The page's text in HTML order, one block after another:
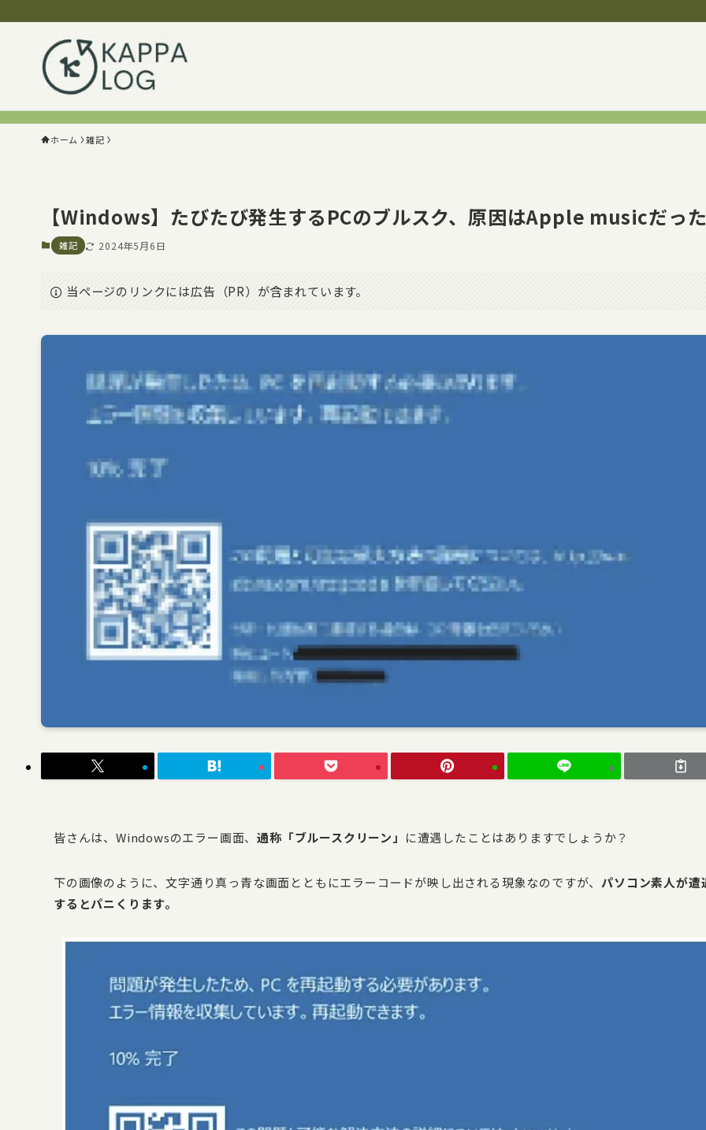
ホーム 雑記
【Windows】たびたび発生するPCのブルスク、原因はApple musicだっ
雑記 2024年5月6日
当ページのリンクには広告（PR）が含まれています。
皆さんは、Windowsのエラー画面、通称「ブルースクリーン」 に遭遇したことはありますでしょうか？
下の画像のように、文字通り真っ青な画面とともにエラーコードが映し出される現象なのですが、 パソコン素人が遭
するとパニくります。